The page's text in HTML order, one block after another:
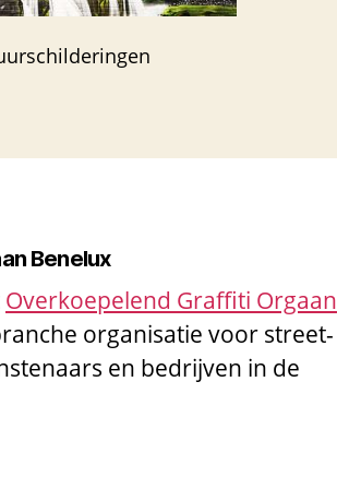
Benelux
Overkoepelend Graffiti Orgaan
organisatie voor street-
en bedrijven in de